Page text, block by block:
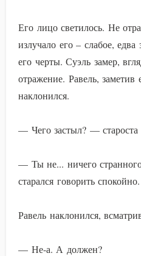
Его лицо светилось. Не
излучало его – слабое,
его черты. Суэль замер,
отражение. Равель, заметив
наклонился.
— Чего застыл? — староста
— Ты не... ничего
старался говорить спокойно.
Равель наклонился,
— Не-а. А должен?